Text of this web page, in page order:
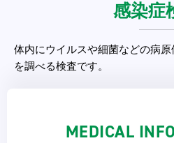
感染症
体内にウイルスや細菌などの病
を調べる検査です。
MEDICAL